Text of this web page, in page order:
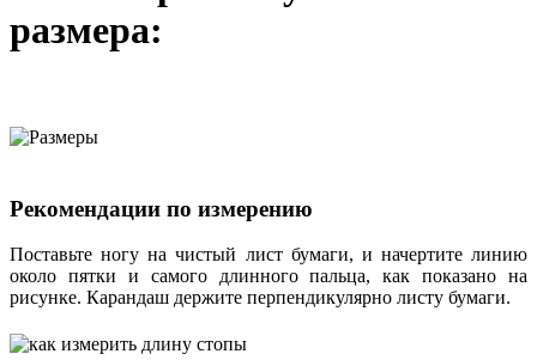
размера:
Рекомендации по измерению
Поставьте ногу на чистый лист бумаги, и начертите линию
около пятки и самого длинного пальца, как показано на
рисунке. Карандаш держите перпендикулярно листу бумаги.